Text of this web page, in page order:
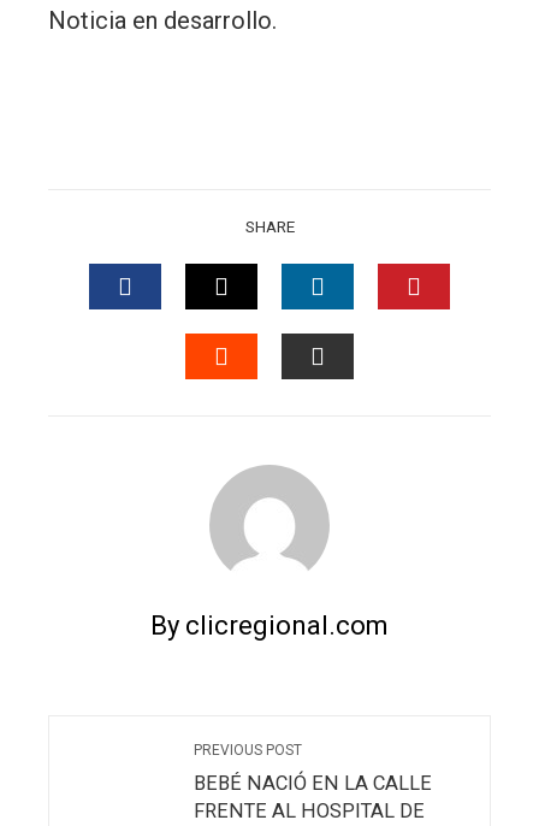
Noticia en desarrollo.
SHARE
FACEBOOKTWITTERLINKEDIN
By clicregional.com
PREVIOUS POST
BEBÉ NACIÓ EN LA CALLE
FRENTE AL HOSPITAL DE